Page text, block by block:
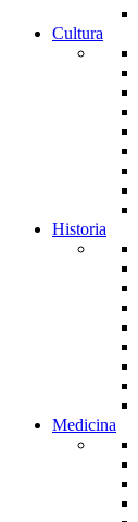
Cultura
Historia
Medicina